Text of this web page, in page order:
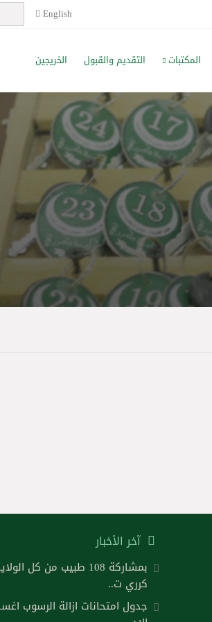
English
المكتبات التقديم والقبول الخريجين
آخر الأخبار
بمشاركة 108 طبيب من
كرري ت..